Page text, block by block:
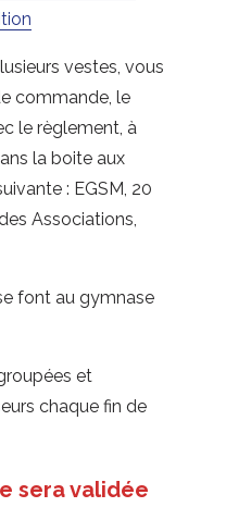
vestes, vous
commande, le
le règlement, à
la boite aux
: EGSM, 20
Associations,
font au gymnase
et
chaque fin de
sera validée